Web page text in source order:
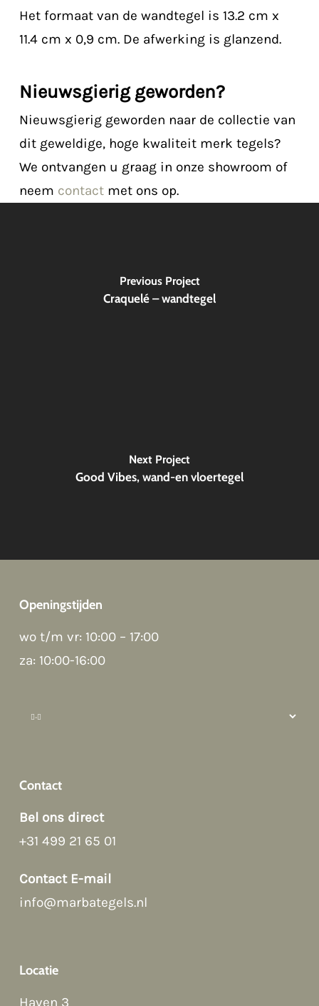
Het formaat van de wandtegel is 13.2 cm x
11.4 cm x 0,9 cm. De afwerking is glanzend.
Nieuwsgierig geworden?
Nieuwsgierig geworden naar de collectie van
dit geweldige, hoge kwaliteit merk tegels?
We ontvangen u graag in onze showroom of
neem contactmet ons op.
Previous Project
Craquelé – wandtegel
Next Project
Good Vibes, wand-en vloertegel
Openingstijden
wo t/m vr: 10:00 – 17:00
za: 10:00-16:00
Contact
Bel ons direct
+31 499 21 65 01
Contact E-mail
info@marbategels.nl
Locatie
Haven 3
Hoi! Kunnen we ergens bij helpen?
How can we help?
Afspraak maken
Contact Form